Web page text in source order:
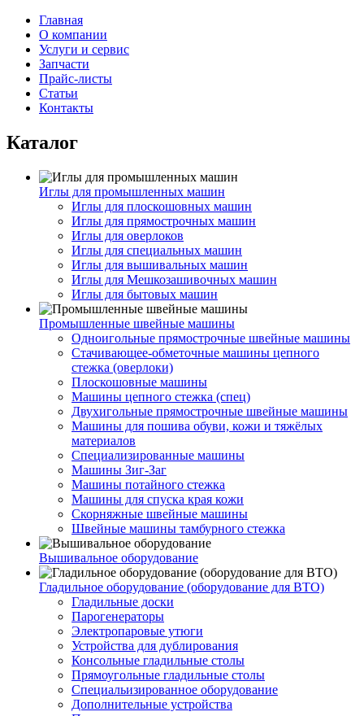
Главная
О компании
Услуги и сервис
Запчасти
Прайс-листы
Статьи
Контакты
Каталог
Иглы для промышленных машин
Иглы для плоскошовных машин
Иглы для прямострочных машин
Иглы для оверлоков
Иглы для специальных машин
Иглы для вышивальных машин
Иглы для Мешкозашивочных машин
Иглы для бытовых машин
Промышленные швейные машины
Одноигольные прямострочные швейные машины
Стачивающее-обметочные машины цепного
стежка (оверлоки)
Плоскошовные машины
Машины цепного стежка (спец)
Двухигольные прямострочные швейные машины
Машины для пошива обуви, кожи и тяжёлых
материалов
Специализированные машины
Машины Зиг-Заг
Машины потайного стежка
Машины для спуска края кожи
Скорняжные швейные машины
Швейные машины тамбурного стежка
Вышивальное оборудование
Гладильное оборудование (оборудование для ВТО)
Гладильные доски
Парогенераторы
Электропаровые утюги
Устройства для дублирования
Консольные гладильные столы
Прямоугольные гладильные столы
Специальизированное оборудование
Дополнительные устройства